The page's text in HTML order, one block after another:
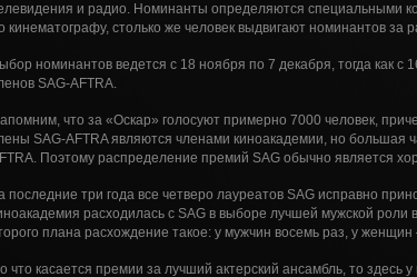
и радио. Номинанты определяются специальными
кинематографу, столько же человек выдвигают номинантов за
номинантов ведется с 18 ноября по 7 декабря, тогда как
SAG-AFTRA.
что за «Оскар» голосуют примерно 7000 человек,
SAG-AFTRA являются членами киноакадемии, но большая
Поэтому распределение премий SAG обычно является
последние три года все четверо лауреатов SAG исправно
расходилась с SAG в выборе лучшей мужской
плана расхождение такое: у мужчин восемь раз, у
что касается премии за лучший актерский ансамбль, то здесь